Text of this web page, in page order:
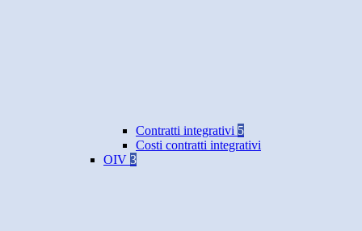
Contratti integrativi 5
Costi contratti integrativi
OIV 3